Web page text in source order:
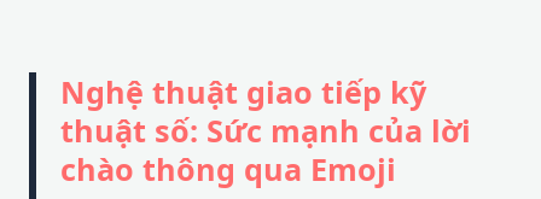
Nghệ thuật giao tiếp kỹ
thuật số: Sức mạnh của lời
chào thông qua Emoji